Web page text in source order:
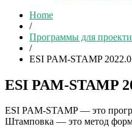
Home
/
Программы для
/
ESI PAM-STAMP
ESI PAM-STAMP
ESI PAM-STAMP — это
Штамповка — это метод